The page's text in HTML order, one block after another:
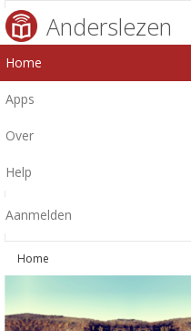
Anderslezen
Home
Apps
Over
Help
Aanmelden
Home